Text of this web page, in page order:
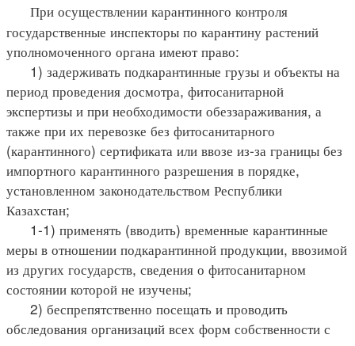
При осуществлении карантинного контроля
государственные инспекторы по карантину растений
уполномоченного органа имеют право:
1) задерживать подкарантинные грузы и объекты на
период проведения досмотра, фитосанитарной
экспертизы и при необходимости обеззараживания, а
также при их перевозке без фитосанитарного
(карантинного) сертификата или ввозе из-за границы без
импортного карантинного разрешения в порядке,
установленном законодательством Республики
Казахстан;
1-1) применять (вводить) временные карантинные
меры в отношении подкарантинной продукции, ввозимой
из других государств, сведения о фитосанитарном
состоянии которой не изучены;
2) беспрепятственно посещать и проводить
обследования организаций всех форм собственности с